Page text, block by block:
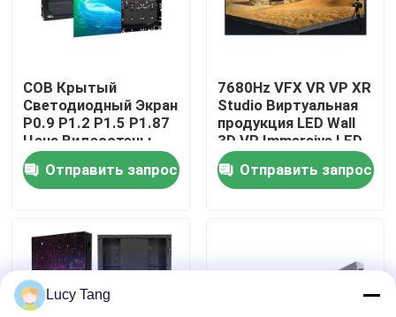
Экскурсия по заводу
Контроль качества
Новости
Запросите цитату
COB Крытый
Светодиодный Экран
P0.9 P1.2 P1.5 P1.87
Цена Видеостены
Светодиодный
Дисплей Крытый
Светодиодный Экран
Отправить запрос
7680Hz VFX VR VP XR
Studio Виртуальная
продукция LED Wall
3D VR Immersive LED
Screen
Отправить запрос
Lucy Tang